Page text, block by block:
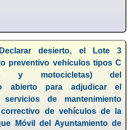
Declarar desierto, el Lote 3
preventivo vehículos tipos C
y motocicletas) del
abierto para adjudicar el
de mantenimiento
de vehículos de la
Móvil del Ayuntamiento de